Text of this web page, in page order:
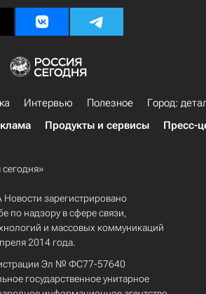
Интервью Полезное
Город:
Продукты и сервисы Пресс-
зарегистрировано
по надзору в сфере связи,
и массовых коммуникаций
2014 года.
Эл № ФС77-57640
государственное унитарное